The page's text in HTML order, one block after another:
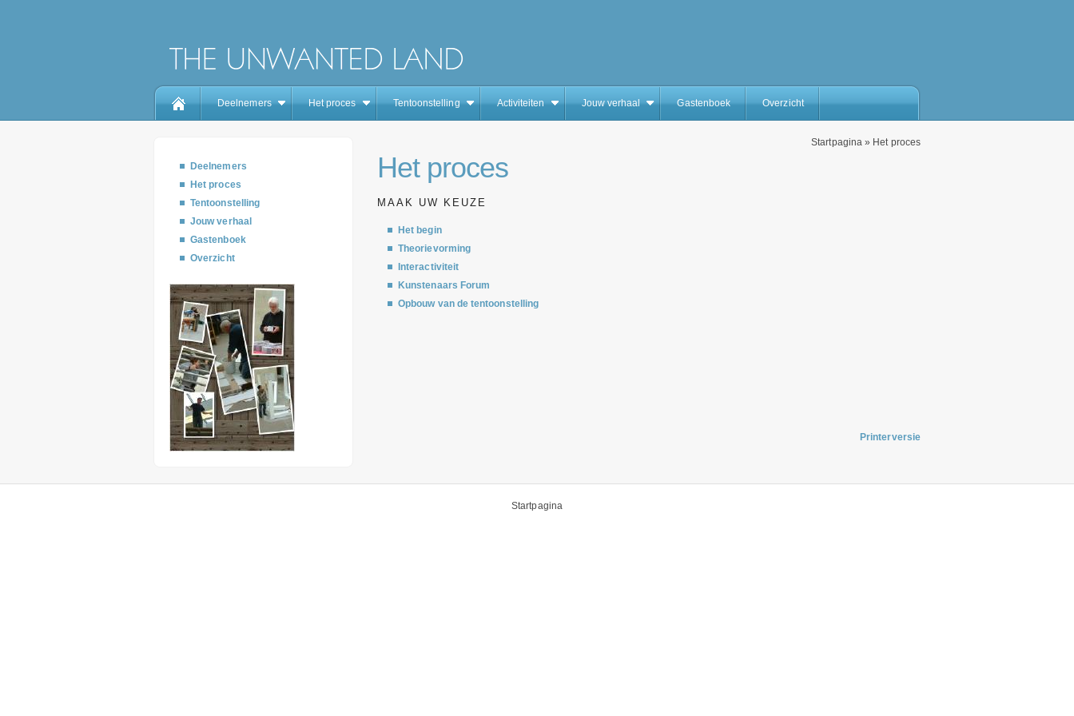
Deelnemers Het proces Tentoonstelling Activiteiten Jouw verhaal Gastenboek Overzicht
Deelnemers
Het proces
Tentoonstelling
Jouw verhaal
Gastenboek
Overzicht
Startpagina » Het proces
Het proces
MAAK UW KEUZE
Het begin
Theorievorming
Interactiviteit
Kunstenaars Forum
Opbouw van de tentoonstelling
Printerversie
Startpagina